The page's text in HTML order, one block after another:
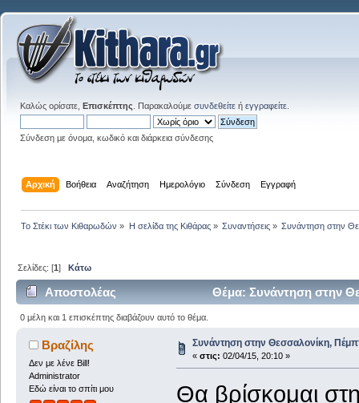
Καλώς ορίσατε, Επισκέπτης . Παρακαλούμε συνδεθείτε ή εγγραφείτε
Σύνδεση με όνομα, κωδικό και διάρκεια σύνδεσης
Αρχική Βοήθεια Αναζήτηση Ημερολόγιο Σύνδεση Εγγραφή
Το Στέκι των Κιθαρωδών » Η σελίδα της Κιθάρας» Συναντήσεις» Συνάντηση στην
Σελίδες: [1]Κάτω
Αποστολέας Θέμα: Συνάντηση στην
0 μέλη και 1 επισκέπτης διαβάζουν αυτό το θέμα.
Βραζίλης
Δεν με λένε Bill!
Administrator
Εδώ είναι το σπίτι μου
Συνάντηση στην Θεσσαλονίκη,
« στις: 02/04/15, 20:10 »
Θα βρίσκομαι